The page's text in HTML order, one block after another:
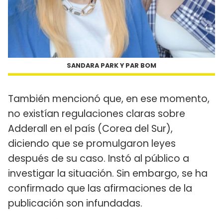
SANDARA PARK Y PAR BOM
También mencionó que, en ese momento,
no existían regulaciones claras sobre
Adderall en el país (Corea del Sur),
diciendo que se promulgaron leyes
después de su caso. Instó al público a
investigar la situación. Sin embargo, se ha
confirmado que las afirmaciones de la
publicación son infundadas.